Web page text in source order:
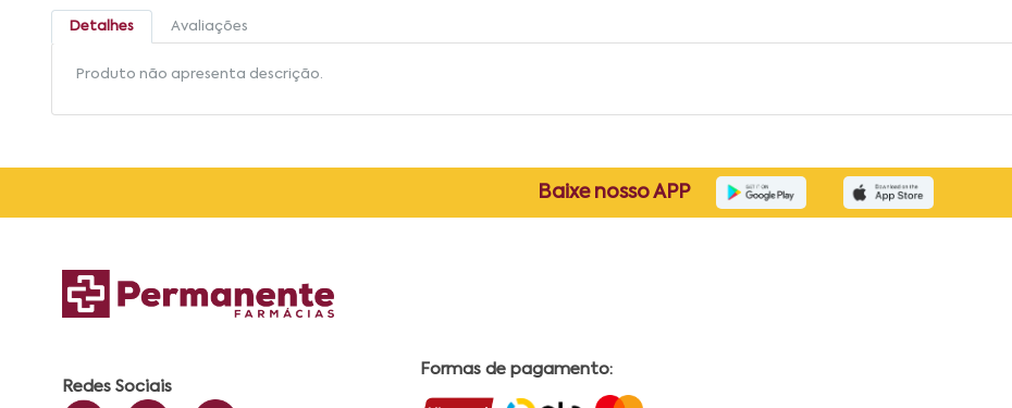
Detalhes Avaliações
Produto não apresenta descrição.
Baixe nosso APP
Redes Sociais
Formas de pagamento: